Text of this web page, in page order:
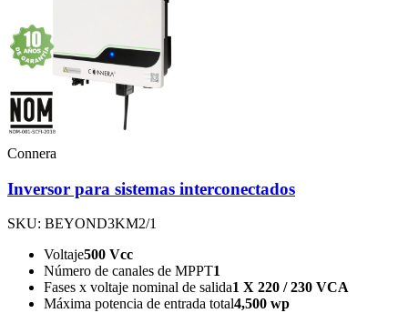
Connera
Inversor para sistemas interconectados
SKU: BEYOND3KM2/1
Voltaje500 Vcc
Número de canales de MPPT1
Fases x voltaje nominal de salida1 X 220 / 230 VCA
Máxima potencia de entrada total4,500 wp